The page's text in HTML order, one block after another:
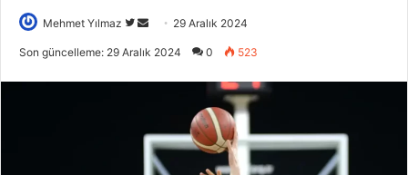
Mehmet Yılmaz
Twitter'da
Bir
29 Aralık 2024
Son güncelleme: 29 Aralık 2024 0 523